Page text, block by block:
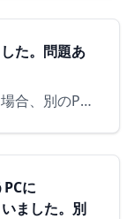
た。問題あ
オフラインでアンインストールした場合、別のPCへのライセンス移行に問題が発生します。 既にインストールされているAppGuardをアンインストールすることで、別のPCへのインストールが可能となりますの…
に
ました。別